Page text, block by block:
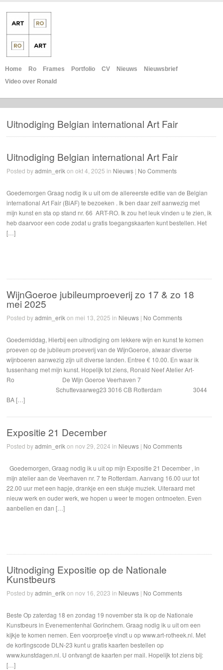
Home Ro Frames Portfolio CV Nieuws
Nieuwsbrief
Video over Ronald
Uitnodiging Belgian international Art Fair
Uitnodiging Belgian international Art Fair
Posted byadmin_erikon okt 4, 2025 in Nieuws | No Comments
Goedemorgen Graag nodig ik u uit om de allereerste editie van de Belgian
international Art Fair (BiAF) te bezoeken . Ik ben daar zelf aanwezig met
mijn kunst en sta op stand nr. 66 ART-RO. Ik zou het leuk vinden u te zien, ik
heb daarvoor een code zodat u gratis toegangskaarten kunt bestellen. Het
[…]
WijnGoeroe jubileumproeverij zo 17 & zo 18
mei 2025
Posted byadmin_erikon mei 13, 2025 in Nieuws | No Comments
Goedemiddag, Hierbij een uitnodiging om lekkere wijn en kunst te komen
proeven op de jubileum proeverij van de WijnGoeroe, alwaar diverse
wijnboeren aanwezig zijn uit diverse landen. Entree € 10.00. En waar ik
tussenhang met mijn kunst. Hopelijk tot ziens, Ronald Neef Atelier Art-
Ro De Wijn Goeroe Veerhaven 7
Schuttevaarweg23 3016 CB Rotterdam 3044
BA […]
Expositie 21 December
Posted byadmin_erikon nov 29, 2024 in Nieuws | No Comments
Goedemorgen, Graag nodig ik u uit op mijn Expositie 21 December , in
mijn atelier aan de Veerhaven nr. 7 te Rotterdam. Aanvang 16.00 uur tot
22.00 uur met een hapje, drankje en een stukje muziek. Uiteraard met
nieuw werk en ouder werk, we hopen u weer te mogen ontmoeten. Even
aanbellen en dan […]
Uitnodiging Expositie op de Nationale
Kunstbeurs
Posted byadmin_erikon nov 16, 2023 in Nieuws | No Comments
Beste Op zaterdag 18 en zondag 19 november sta ik op de Nationale
Kunstbeurs in Evenementenhal Gorinchem. Graag nodig ik u uit om een
kijkje te komen nemen. Een voorproefje vindt u op www.art-rotheek.nl. Met
de kortingscode DLN-23 kunt u gratis kaarten bestellen op
www.kunstdagen.nl. U ontvangt de kaarten per mail. Hopelijk tot ziens bij:
[…]